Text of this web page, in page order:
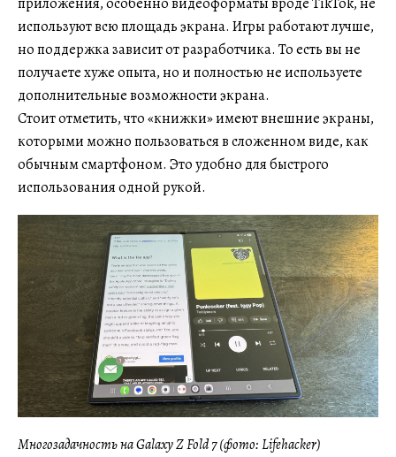
используют всю площадь экрана. Игры работают лучше,
но поддержка зависит от разработчика. То есть вы не
получаете хуже опыта, но и полностью не используете
дополнительные возможности экрана.
Стоит отметить, что «книжки» имеют внешние экраны,
которыми можно пользоваться в сложенном виде, как
обычным смартфоном. Это удобно для быстрого
использования одной рукой.
Многозадачность на Galaxy Z Fold 7 (фото: Lifehacker)